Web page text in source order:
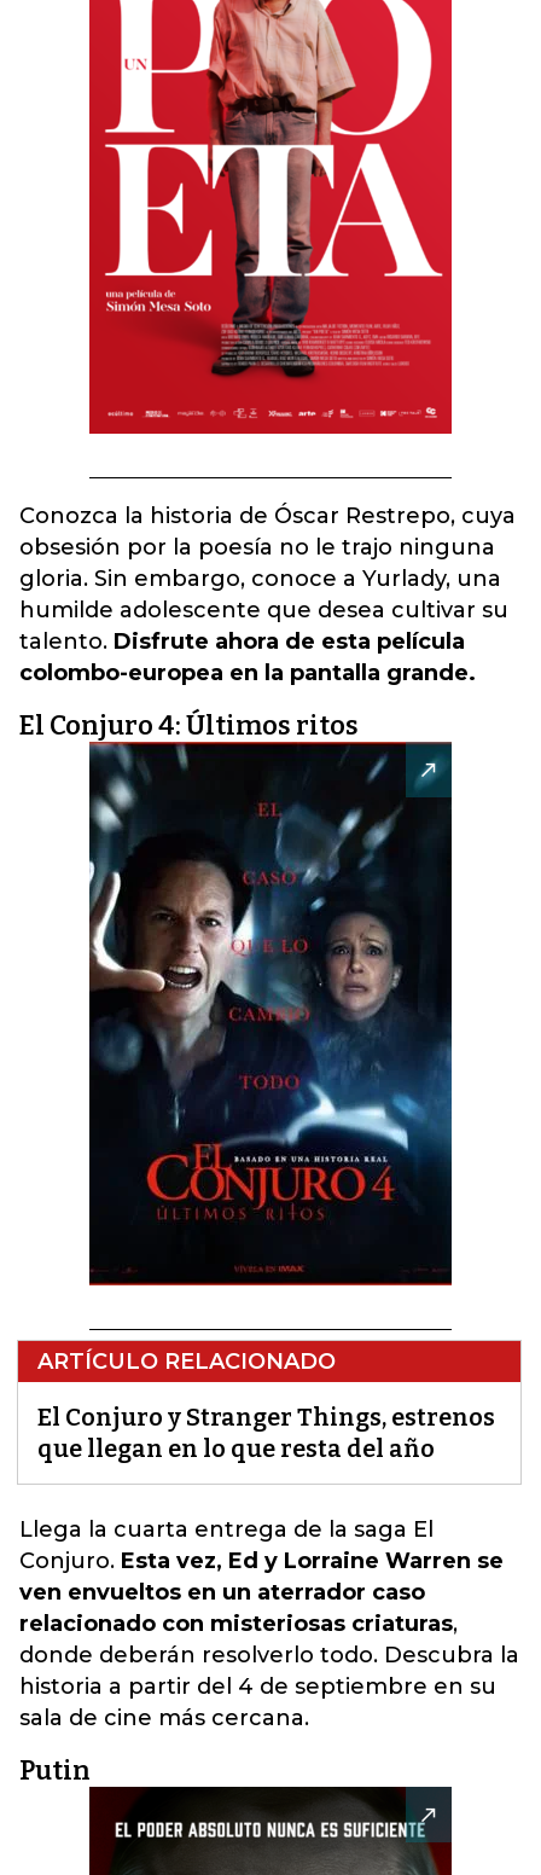
Conozca la historia de Óscar Restrepo, cuya
obsesión por la poesía no le trajo ninguna
gloria. Sin embargo, conoce a Yurlady, una
humilde adolescente que desea cultivar su
talento. Disfrute ahora de esta película
colombo-europea en la pantalla grande.
El Conjuro 4: Últimos ritos
ARTÍCULO RELACIONADO
El Conjuro y Stranger Things, estrenos
que llegan en lo que resta del año
Llega la cuarta entrega de la saga El
Conjuro. Esta vez, Ed y Lorraine Warren se
ven envueltos en un aterrador caso
relacionado con misteriosas criaturas,
donde deberán resolverlo todo. Descubra la
historia a partir del 4 de septiembre en su
sala de cine más cercana.
Putin